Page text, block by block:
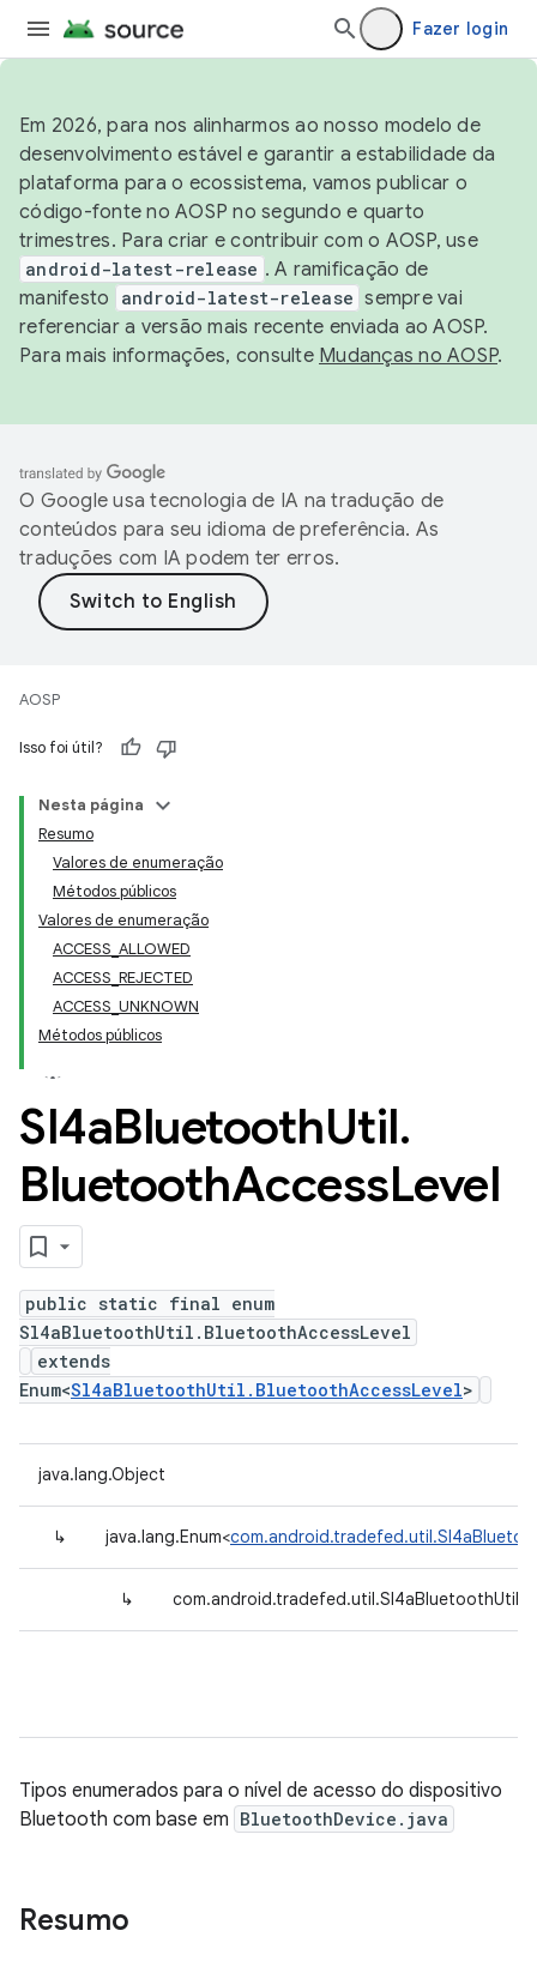
Fazer login
Em 2026, para nos alinharmos ao nosso modelo de
desenvolvimento estável e garantir a estabilidade da
plataforma para o ecossistema, vamos publicar o
código-fonte no AOSP no segundo e quarto
trimestres. Para criar e contribuir com o AOSP, use
android-latest-release . A ramificação de
manifesto
android-latest-release sempre vai
referenciar a versão mais recente enviada ao AOSP.
Para mais informações, consulte Mudanças no AOSP.
O Google usa tecnologia de IA na tradução de
conteúdos para seu idioma de preferência. As
traduções com IA podem ter erros.
AOSP
Isso foi útil?
Nesta página
Resumo
Valores de enumeração
Métodos públicos
Valores de enumeração
ACCESS_ALLOWED
ACCESS_REJECTED
ACCESS_UNKNOWN
Métodos públicos
Sl4aBluetoothUtil.
BluetoothAccessLevel
public static final enum
Sl4aBluetoothUtil.BluetoothAccessLevel
extends
Enum<Sl4aBluetoothUtil.BluetoothAccessLevel>
java.lang.Object
↳ java.lang.Enum<
↳
Tipos enumerados para o nível de acesso do dispositivo
Bluetooth com base em BluetoothDevice.java
Resumo